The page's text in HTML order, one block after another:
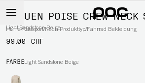
Home/Radsport/Nach Produkttyp/Fahrrad Bekleidung
FRAUEN POISE CREW NECK
Light Sandstone Beige
99.00 CHF
FARBELight Sandstone Beige